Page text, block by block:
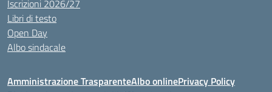
Iscrizioni 2026/27
Libri di testo
Open Day
Albo sindacale
Amministrazione TrasparenteAlbo onlinePrivacy Policy